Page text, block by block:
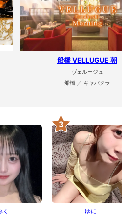
船橋 VELLUGUE 朝
ヴェルージュ
船橋 ／ キャバクラ
く
3
ゆに